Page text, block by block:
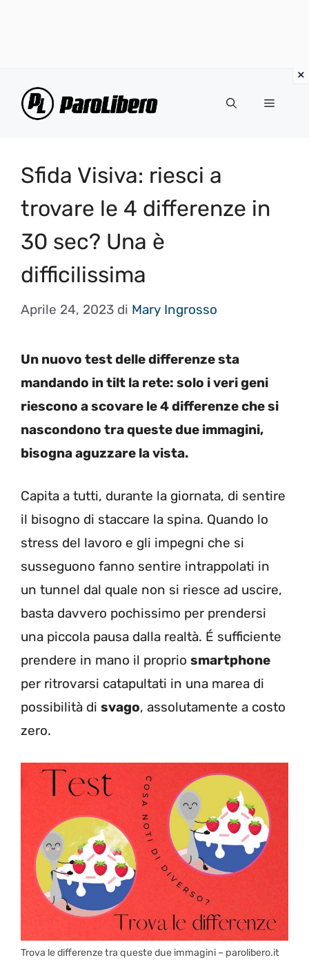
Menu
Sfida Visiva: riesci a
trovare le 4 differenze in
30 sec? Una è
difficilissima
Aprile 24, 2023 di Mary Ingrosso
Un nuovo test delle differenze sta
mandando in tilt la rete: solo i veri geni
riescono a scovare le 4 differenze che si
nascondono tra queste due immagini,
bisogna aguzzare la vista.
Capita a tutti, durante la giornata, di sentire
il bisogno di staccare la spina. Quando lo
stress del lavoro e gli impegni che si
susseguono fanno sentire intrappolati in
un tunnel dal quale non si riesce ad uscire,
basta davvero pochissimo per prendersi
una piccola pausa dalla realtà. É sufficiente
prendere in mano il proprio smartphone
per ritrovarsi catapultati in una marea di
possibilità di svago, assolutamente a costo
zero.
Trova le differenze tra queste due immagini – parolibero.it